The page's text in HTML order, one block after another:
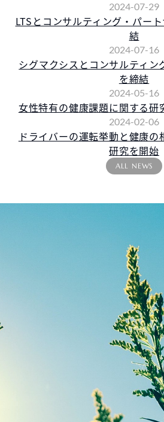
2024-07-29
LTSとコンサルティング・パー
結
2024-07-16
シグマクシスとコンサルティン
を締結
2024-05-16
女性特有の健康課題に関する研
2024-02-06
ドライバーの運転挙動と健康の
研究を開始
ALL NEWS